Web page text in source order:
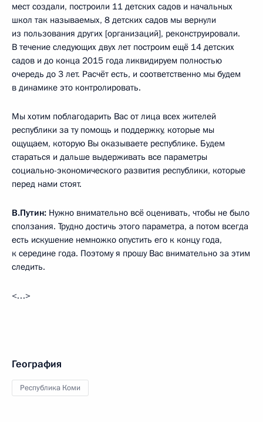
мест создали, построили 11 детских садов и начальных
школ так называемых, 8 детских садов мы вернули
из пользования других [организаций], реконструировали.
В течение следующих двух лет построим ещё 14 детских
садов и до конца 2015 года ликвидируем полностью
очередь до 3 лет. Расчёт есть, и соответственно мы будем
в динамике это контролировать.
Мы хотим поблагодарить Вас от лица всех жителей
республики за ту помощь и поддержку, которые мы
ощущаем, которую Вы оказываете республике. Будем
стараться и дальше выдерживать все параметры
социально-экономического развития республики, которые
перед нами стоят.
В.Путин: Нужно внимательно всё оценивать, чтобы не было
сползания. Трудно достичь этого параметра, а потом всегда
есть искушение немножко опустить его к концу года,
к середине года. Поэтому я прошу Вас внимательно за этим
следить.
<…>
География
Республика Коми